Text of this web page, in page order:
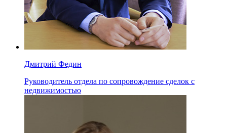
Дмитрий Федин
Руководитель отдела по сопровождение сделок с
недвижимостью